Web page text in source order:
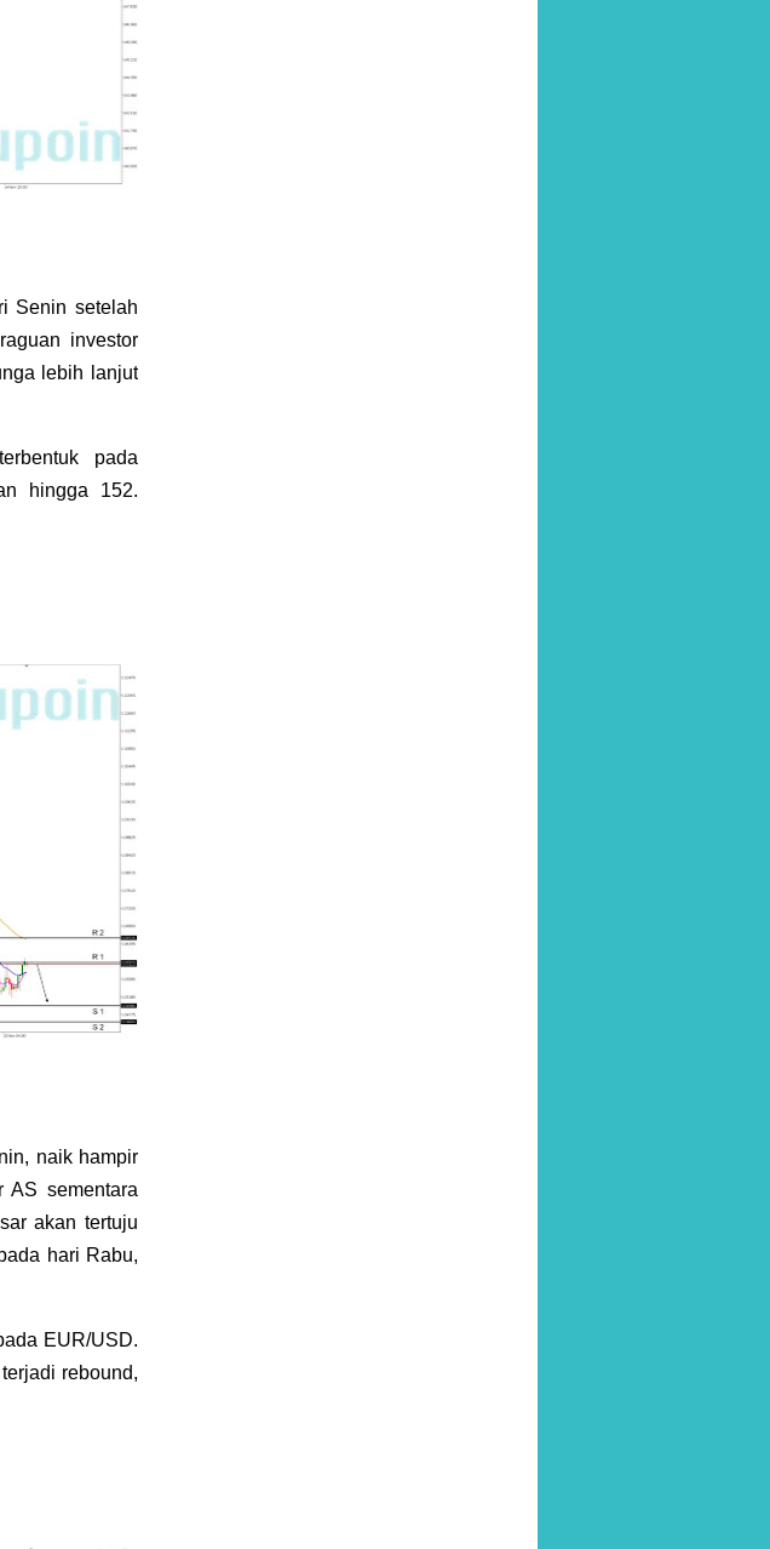
Senin setelah
investor
lebih lanjut
pada
hingga 152.
naik hampir
AS sementara
akan tertuju
hari Rabu,
EUR/USD.
rebound,